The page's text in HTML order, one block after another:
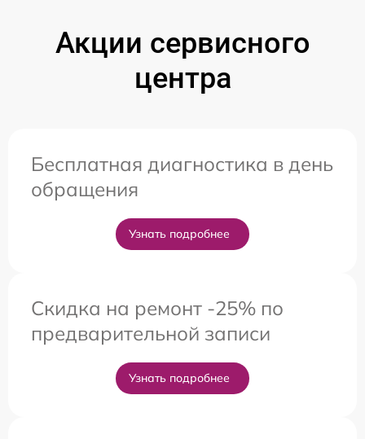
Акции сервисного
центра
Бесплатная диагностика в день
обращения
Узнать подробнее
Скидка на ремонт -25% по
предварительной записи
Узнать подробнее